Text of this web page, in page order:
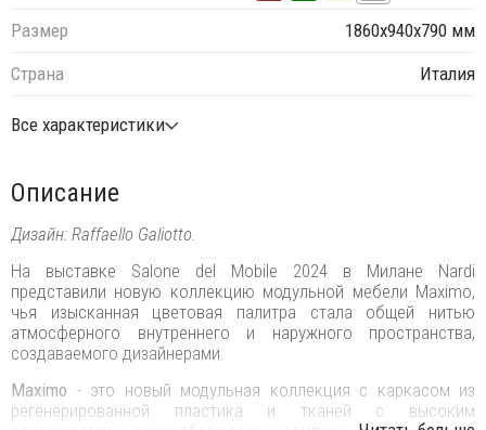
Размер
1860х940х790 мм
Страна
Италия
Все характеристики
Описание
Дизайн: Raffaello Galiotto.
На выставке Salone del Mobile 2024 в Милане Nardi
представили новую коллекцию модульной мебели Maximo,
чья изысканная цветовая палитра стала общей нитью
атмосферного внутреннего и наружного пространства,
создаваемого дизайнерами.
Maximo - это новый модульная коллекция с каркасом из
регенерированной пластика и тканей с высоким